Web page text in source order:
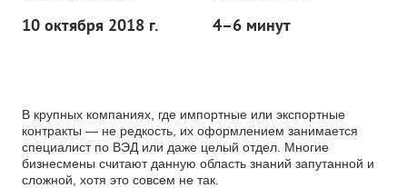
10 октября 2018 г. 4–6 минут
В крупных компаниях, где импортные или экспортные
контракты — не редкость, их оформлением занимается
специалист по ВЭД или даже целый отдел. Многие
бизнесмены считают данную область знаний запутанной и
сложной, хотя это совсем не так.